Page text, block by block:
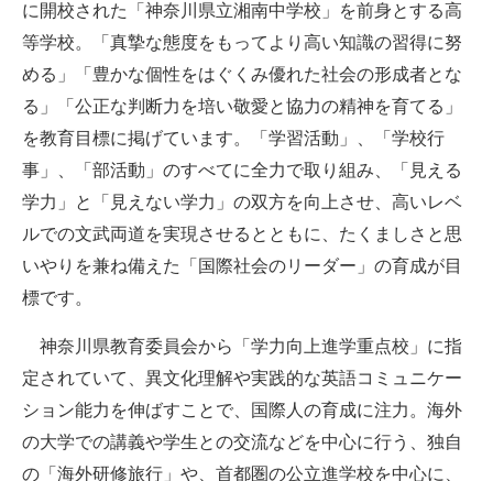
建設×テクノロジーの最前線
ちょっと気になるネットの話題
に開校された「神奈川県立湘南中学校」を前身とする高
等学校。「真摯な態度をもってより高い知識の習得に努
める」「豊かな個性をはぐくみ優れた社会の形成者とな
る」「公正な判断力を培い敬愛と協力の精神を育てる」
を教育目標に掲げています。「学習活動」、「学校行
事」、「部活動」のすべてに全力で取り組み、「見える
学力」と「見えない学力」の双方を向上させ、高いレベ
ルでの文武両道を実現させるとともに、たくましさと思
いやりを兼ね備えた「国際社会のリーダー」の育成が目
標です。
神奈川県教育委員会から「学力向上進学重点校」に指
定されていて、異文化理解や実践的な英語コミュニケー
ション能力を伸ばすことで、国際人の育成に注力。海外
の大学での講義や学生との交流などを中心に行う、独自
の「海外研修旅行」や、首都圏の公立進学校を中心に、